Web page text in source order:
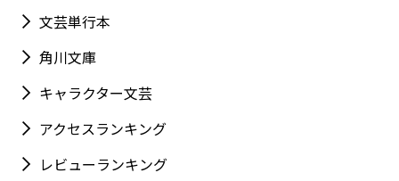
文芸単行本
角川文庫
キャラクター文芸
アクセスランキング
レビューランキング